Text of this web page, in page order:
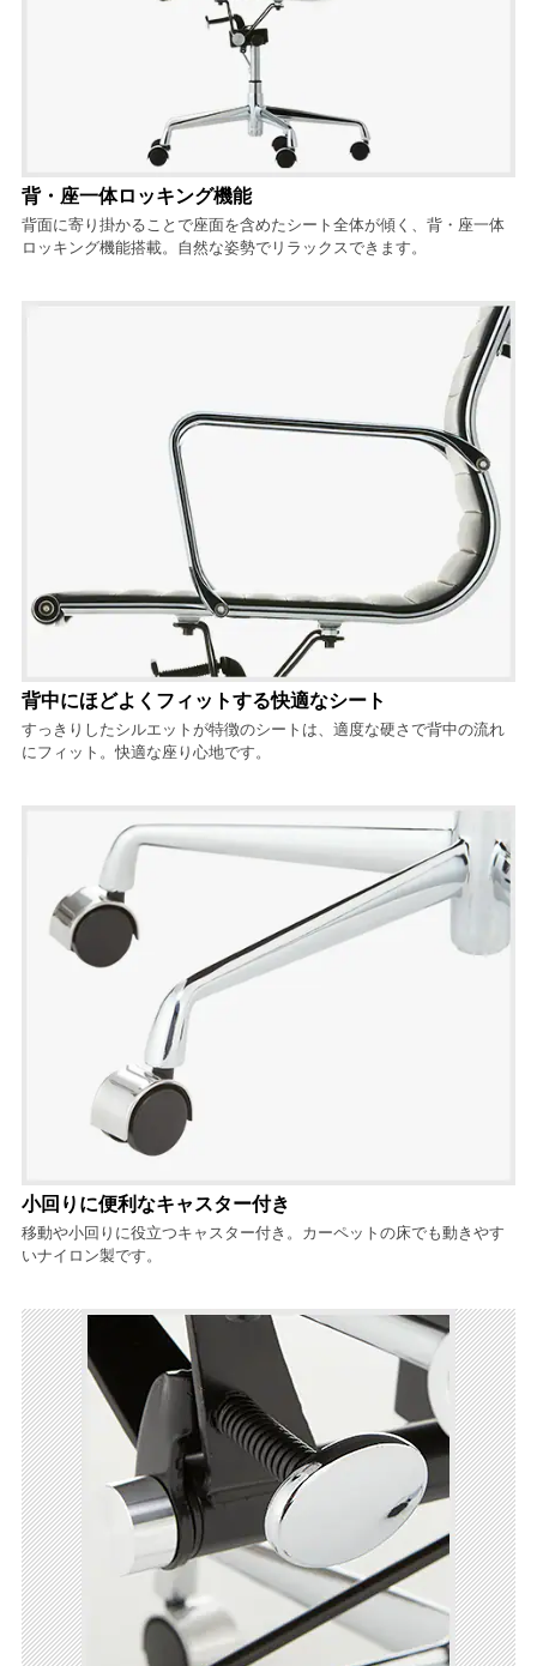
背・座一体ロッキング機能
背面に寄り掛かることで座面を含めたシート全体が傾く、背・座一体
ロッキング機能搭載。自然な姿勢でリラックスできます。
背中にほどよくフィットする快適なシート
すっきりしたシルエットが特徴のシートは、適度な硬さで背中の流れ
にフィット。快適な座り心地です。
小回りに便利なキャスター付き
移動や小回りに役立つキャスター付き。カーペットの床でも動きやす
いナイロン製です。